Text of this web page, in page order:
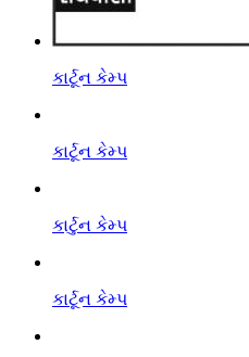
કાર્ટૂન કેમ્પ
કાર્ટૂન કેમ્પ
કાર્ટુન કેમ્પ
કાર્ટૂન કેમ્પ